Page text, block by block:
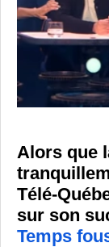
Alors que
Télé-
sur son
Temps